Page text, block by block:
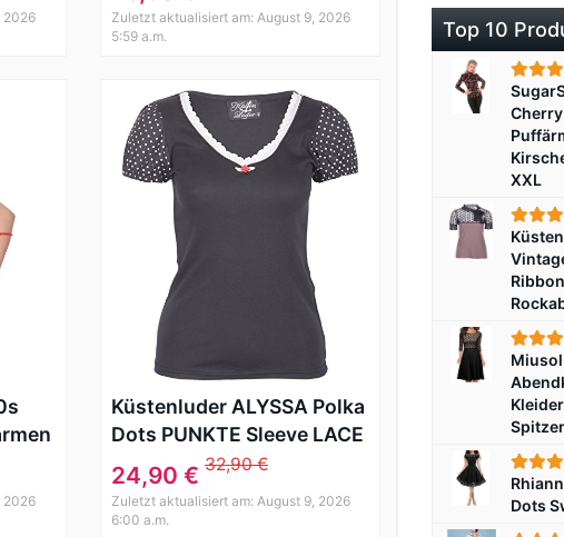
2026
Rockabilly
Zuletzt aktualisiert am: August 9, 2026
5:59 a.m.
2026
Küstenluder ALYSSA Polka
Dots PUNKTE Sleeve LACE
V-Neck Vintage SHIRT
Rockabill
24,90 € 32,90 €
Zuletzt aktualisiert am: August 9, 2026
6:00 a.m.
Top 10
XXL
Miusol
Dots